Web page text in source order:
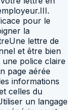
pour le
la
lettre de
et être bien
police claire
page aérée
informations
celles du
un langage